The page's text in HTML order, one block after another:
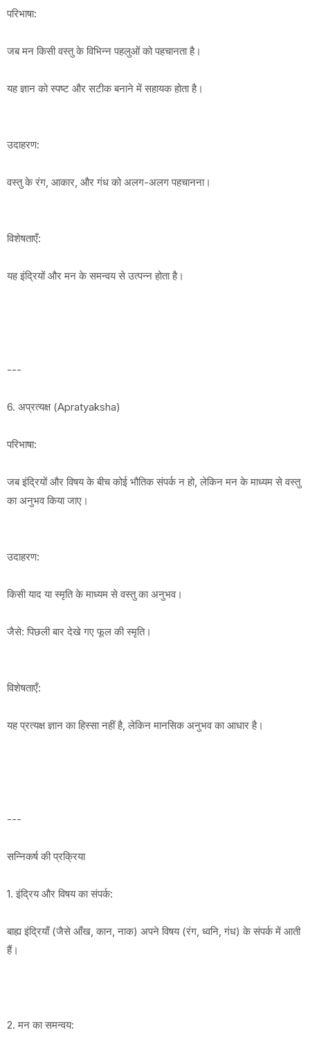
परिभाषा:
जब मन किसी वस्तु के विभिन्न पहलुओं को पहचानता है।
यह ज्ञान को स्पष्ट और सटीक बनाने में सहायक होता है।
उदाहरण:
वस्तु के रंग, आकार, और गंध को अलग-अलग पहचानना।
विशेषताएँ:
यह इंद्रियों और मन के समन्वय से उत्पन्न होता है।
---
6. अप्रत्यक्ष (Apratyaksha)
परिभाषा:
जब इंद्रियों और विषय के बीच कोई भौतिक संपर्क न हो, लेकिन मन के माध्यम से वस्तु
का अनुभव किया जाए।
उदाहरण:
किसी याद या स्मृति के माध्यम से वस्तु का अनुभव।
जैसे: पिछली बार देखे गए फूल की स्मृति।
विशेषताएँ:
यह प्रत्यक्ष ज्ञान का हिस्सा नहीं है, लेकिन मानसिक अनुभव का आधार है।
---
सन्निकर्ष की प्रक्रिया
1. इंद्रिय और विषय का संपर्क:
बाह्य इंद्रियाँ (जैसे आँख, कान, नाक) अपने विषय (रंग, ध्वनि, गंध) के संपर्क में आती
हैं।
2. मन का समन्वय: